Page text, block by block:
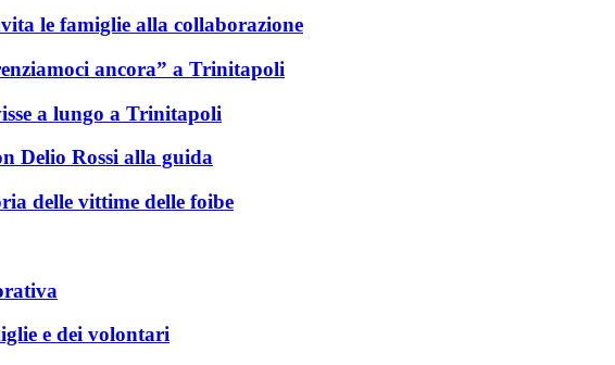
le famiglie alla collaborazione
ancora” a Trinitapoli
a lungo a Trinitapoli
Delio Rossi alla guida
delle vittime delle foibe
e dei volontari